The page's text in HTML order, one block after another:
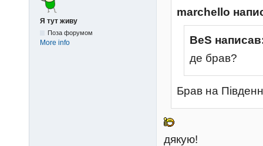
Я тут живу
Поза форумом
More info
marchello
BeS
де брав?
Брав на
дякую!